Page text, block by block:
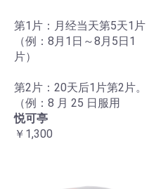
第1片：月经当天第5天1片
（例：8月1日～8月5日1
片）
第2片：20天后1片第2片。
（例：8 月 25 日服用
悦可亭
￥1,300